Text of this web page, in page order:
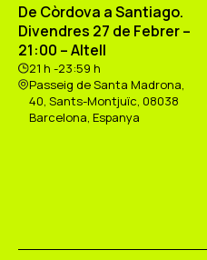
De Còrdova a Santiago.
Divendres 27 de Febrer –
21:00 – Altell
21 h -23:59 h
Passeig de Santa Madrona,
40, Sants-Montjuïc, 08038
Barcelona, Espanya